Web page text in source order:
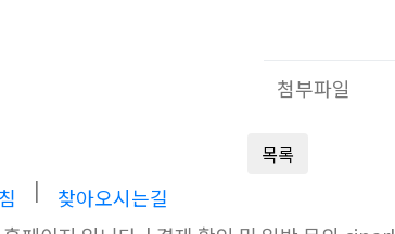
첨부파일
|
찾아오시는길